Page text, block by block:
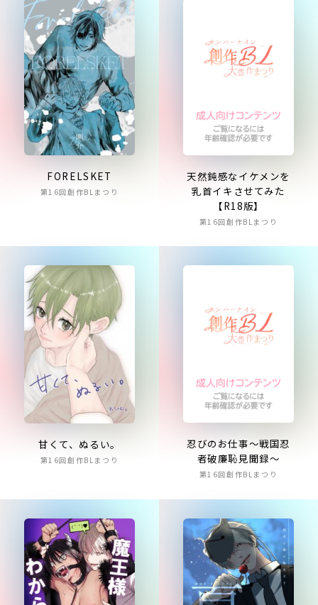
FORELSKET
第16回創作BLまつり
天然鈍感なイケメンを
乳首イキさせてみた
【R18版】
第16回創作BLまつり
甘くて、ぬるい。
第16回創作BLまつり
忍びのお仕事～戦国忍
者破廉恥見聞録～
第16回創作BLまつり